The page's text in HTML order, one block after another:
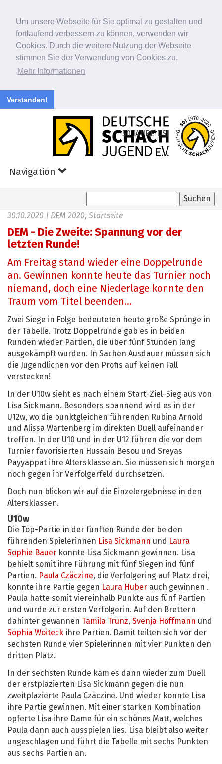
Um unsere Webseite für Sie optimal zu gestalten und
fortlaufend verbessern zu können, verwenden wir
Cookies. Durch die weitere Nutzung der Webseite
stimmen Sie der Verwendung von Cookies zu.
Mehr Informationen
Verstanden!
Navigation
50 JAHRE DSJ
30.10.2020 | DEM 2020, Startseite
DEM - Die Zweite: Spannung vor der
letzten Runde!
Am Freitag stand wieder eine Doppelrunde
an. Gewinnen konnte heute das Turnier noch
niemand, doch eine Niederlage konnte den
Traum vom Titel beenden...
Zwei Siege in Folge bedeuteten heute große Sprünge in
der Tabelle. Trotz Doppelrunde gab es in beiden
Runden wieder Partien, die über fünf Stunden lang
ausgekämpft wurden. In Sachen Ausdauer müssen sich
die Jugendlichen vor den Profis auf keinen Fall
verstecken!
In der U10w sieht es nach einem Start-Ziel-Sieg aus von
Lisa Sickmann. Besonders spannend wird es in der
U12w, wo die punktgleichen führenden Rubina Arnold
und Alissa Wartenberg im direkten Duell aufeinander
treffen. In der U10 und in der U12 führen die vor dem
Turnier favorisierten Hussain Besou und Sreyas
Payyappat ihre Altersklasse an. Sie müssen sich morgen
noch gegen ihr Verfolgerfeld durchsetzen.
Doch nun blicken wir auf die Einzelergebnisse in den
Altersklassen.
U10w
Die Top-Partie in der fünften Runde der beiden
führenden Spielerinnen Lisa Sickmann und
Laura
Sophie Bauer konnte Lisa Sickmann gewinnen. Lisa
behielt somit ihre Führung mit fünf Siegen ind fünf
Partien. Paula Czäczine, die Verfolgering auf Platz drei,
konnte ihre Partie gegen Laura Huber auch gewinnen .
Paula hatte somit viereinhalb Punkte aus fünf Partien
und wurde zur ersten Verfolgerin. Auf den Brettern
dahinter gewannen Tamila Trunz, Svenja Hoffmann und
Sophia Woiteck ihre Partien. Damit teilten sich vor der
sechsten Runde vier Spielerinnen mit vier Punkten den
dritten Platz.
In der sechsten Runde kam es dann wieder zum Duell
der erstplazierten Lisa Sickmann gegen die nun
zweitplazierte Paula Czäczine. Und wieder konnte Lisa
ihre Partie gewinnen. Mit einer starken Kombination
opferte Lisa ihre Dame für ein schönes Matt, welches
Paula dann auch ausspielen lies. Lisa bleibt also weiter
ungeschlagen und führt die Tabelle mit sechs Punkten
aus sechs Partien an.